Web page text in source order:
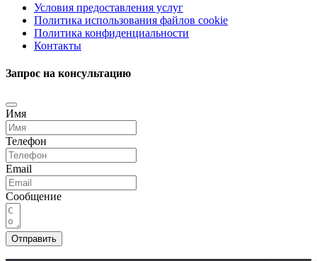
Условия предоставления услуг
Политика использования файлов cookie
Политика конфиденциальности
Контакты
Запрос на консультацию
Имя
Телефон
Email
Сообщение
Отправить